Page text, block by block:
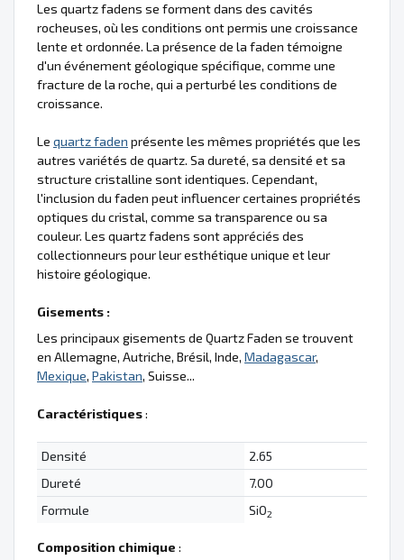
Les quartz fadens se forment dans des cavités
rocheuses, où les conditions ont permis une croissance
lente et ordonnée. La présence de la faden témoigne
d'un événement géologique spécifique, comme une
fracture de la roche, qui a perturbé les conditions de
croissance.
Le quartz faden présente les mêmes propriétés que les
autres variétés de quartz. Sa dureté, sa densité et sa
structure cristalline sont identiques. Cependant,
l'inclusion du faden peut influencer certaines propriétés
optiques du cristal, comme sa transparence ou sa
couleur. Les quartz fadens sont appréciés des
collectionneurs pour leur esthétique unique et leur
histoire géologique.
Gisements :
Les principaux gisements de Quartz Faden se trouvent
en Allemagne, Autriche, Brésil, Inde, Madagascar,
Mexique, Pakistan, Suisse...
Caractéristiques:
Densité
2.65
Dureté
7.00
Formule
SiO2
Composition chimique :